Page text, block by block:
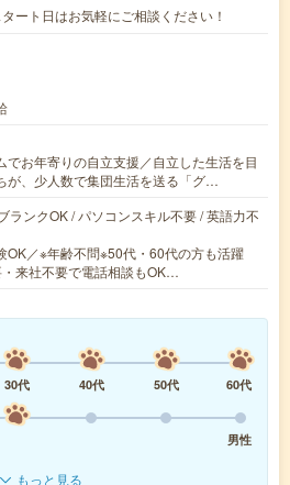
ート日はお気軽にご相談ください！
でお年寄りの自立支援／自立した生活を目
が、少人数で集団生活を送る「グ…
ランクOK / パソコンスキル不要 / 英語力不
OK／※年齢不問※50代・60代の方も活躍
来社不要で電話相談もOK…
30代 40代 50代
60代
男性
もっと見る